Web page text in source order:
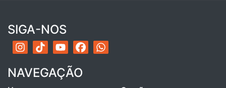
SIGA-NOS
NAVEGAÇÃO